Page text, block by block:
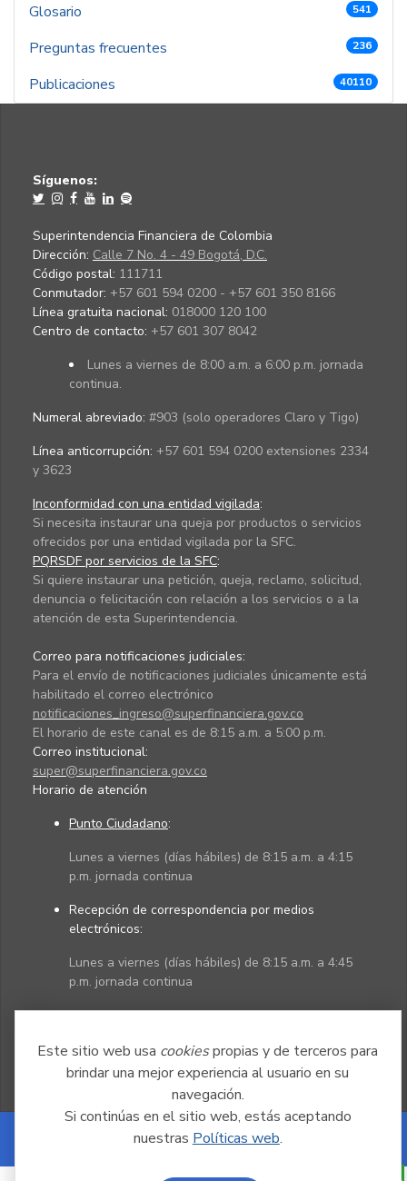
Este sitio web usa cookiespropias y de terceros para
brindar una mejor experiencia al usuario en su
navegación.
Si continúas en el sitio web, estás aceptando
nuestras Políticas web.
Glosario 541
Preguntas frecuentes 236
Publicaciones 40110
Síguenos:
Superintendencia Financiera de Colombia
Dirección: Calle 7 No. 4 - 49 Bogotá, D.C.
Código postal: 111711
Conmutador: +57 601 594 0200 - +57 601 350 8166
Línea gratuita nacional: 018000 120 100
Centro de contacto: +57 601 307 8042
Lunes a viernes de 8:00 a.m. a 6:00 p.m. jornada
continua.
Numeral abreviado: #903 (solo operadores Claro y Tigo)
Línea anticorrupción: +57 601 594 0200 extensiones 2334
y 3623
Inconformidad con una entidad vigilada:
Si necesita instaurar una queja por productos o servicios
ofrecidos por una entidad vigilada por la SFC.
PQRSDF por servicios de la SFC:
Si quiere instaurar una petición, queja, reclamo, solicitud,
denuncia o felicitación con relación a los servicios o a la
atención de esta Superintendencia.
Correo para notificaciones judiciales:
Para el envío de notificaciones judiciales únicamente está
habilitado el correo electrónico
notificaciones_ingreso@superfinanciera.gov.co
El horario de este canal es de 8:15 a.m. a 5:00 p.m.
Correo institucional:
super@superfinanciera.gov.co
Horario de atención
Punto Ciudadano:
Lunes a viernes (días hábiles) de 8:15 a.m. a 4:15
p.m. jornada continua
Recepción de correspondencia por medios
electrónicos:
Lunes a viernes (días hábiles) de 8:15 a.m. a 4:45
p.m. jornada continua
Powered by Nexura